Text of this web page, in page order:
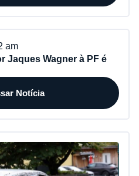
am
Jaques Wagner à PF é
Notícia